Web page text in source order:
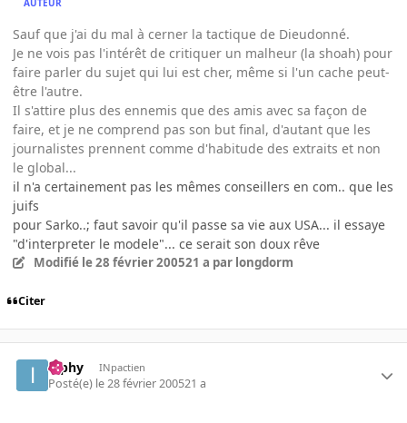
AUTEUR
Sauf que j'ai du mal à cerner la tactique de Dieudonné.
Je ne vois pas l'intérêt de critiquer un malheur (la shoah) pour
faire parler du sujet qui lui est cher, même si l'un cache peut-
être l'autre.
Il s'attire plus des ennemis que des amis avec sa façon de
faire, et je ne comprend pas son but final, d'autant que les
journalistes prennent comme d'habitude des extraits et non
le global...
il n'a certainement pas les mêmes conseillers en com.. que les
juifs
pour Sarko..; faut savoir qu'il passe sa vie aux USA... il essaye
"d'interpreter le modele"... ce serait son doux rêve
Modifié le 28 février 200521 a par longdorm
Citer
ipphy INpactien
Posté(e) le 28 février 200521 a